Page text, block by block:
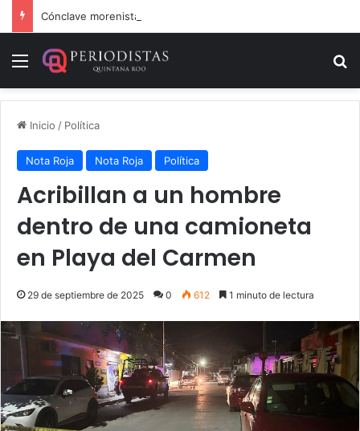
Cónclave morenista en el WTC de la CDMX
Menú
Inicio / Política
Nota Roja Nota Roja Política
Acribillan a un hombre
dentro de una camioneta
en Playa del Carmen
29 de septiembre de 2025 0 612 1 minuto de lectura